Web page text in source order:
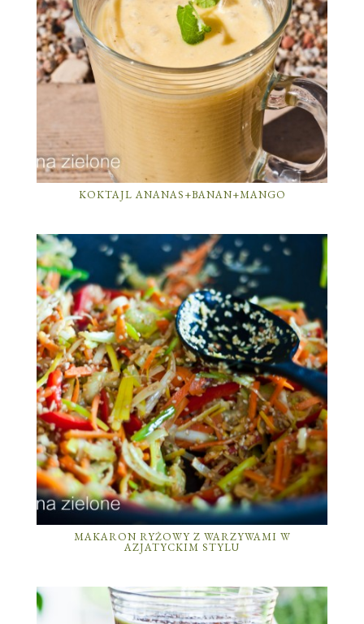
KOKTAJL ANANAS+BANAN+MANGO
MAKARON RYŻOWY Z WARZYWAMI W
AZJATYCKIM STYLU